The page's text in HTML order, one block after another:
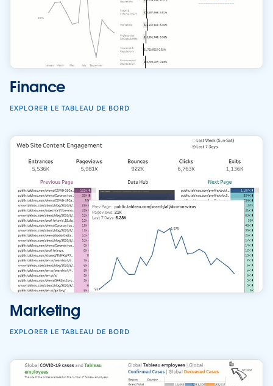
Finance
EXPLORER LE TABLEAU DE BORD
Marketing
EXPLORER LE TABLEAU DE BORD